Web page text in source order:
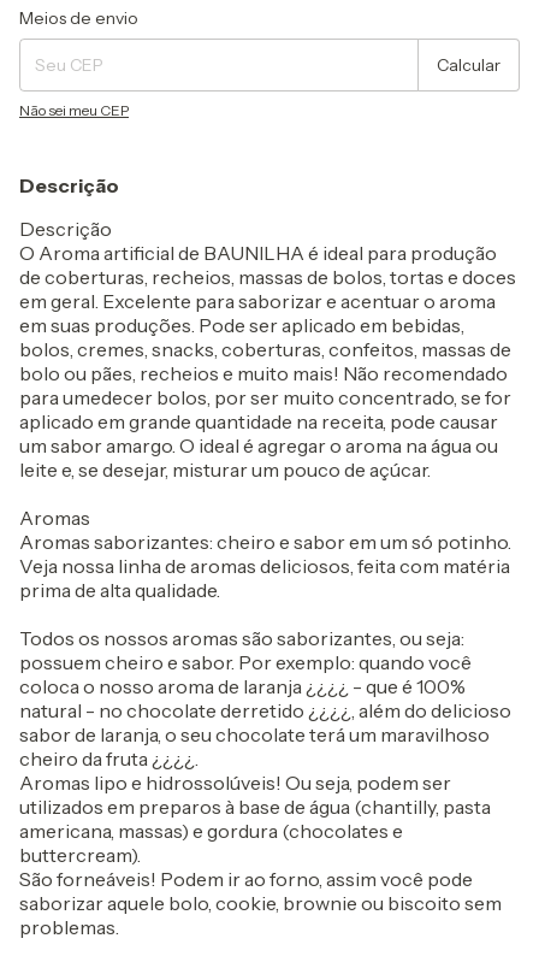
Entregas para o CEP:
Meios de envio
Calcular
Não sei meu CEP
Descrição
Descrição
O Aroma artificial de BAUNILHA é ideal para produção
de coberturas, recheios, massas de bolos, tortas e doces
em geral. Excelente para saborizar e acentuar o aroma
em suas produções. Pode ser aplicado em bebidas,
bolos, cremes, snacks, coberturas, confeitos, massas de
bolo ou pães, recheios e muito mais! Não recomendado
para umedecer bolos, por ser muito concentrado, se for
aplicado em grande quantidade na receita, pode causar
um sabor amargo. O ideal é agregar o aroma na água ou
leite e, se desejar, misturar um pouco de açúcar.
Aromas
Aromas saborizantes: cheiro e sabor em um só potinho.
Veja nossa linha de aromas deliciosos, feita com matéria
prima de alta qualidade.
Todos os nossos aromas são saborizantes, ou seja:
possuem cheiro e sabor. Por exemplo: quando você
coloca o nosso aroma de laranja ¿¿¿¿ - que é 100%
natural - no chocolate derretido ¿¿¿¿, além do delicioso
sabor de laranja, o seu chocolate terá um maravilhoso
cheiro da fruta ¿¿¿¿.
Aromas lipo e hidrossolúveis! Ou seja, podem ser
utilizados em preparos à base de água (chantilly, pasta
americana, massas) e gordura (chocolates e
buttercream).
São forneáveis! Podem ir ao forno, assim você pode
saborizar aquele bolo, cookie, brownie ou biscoito sem
problemas.